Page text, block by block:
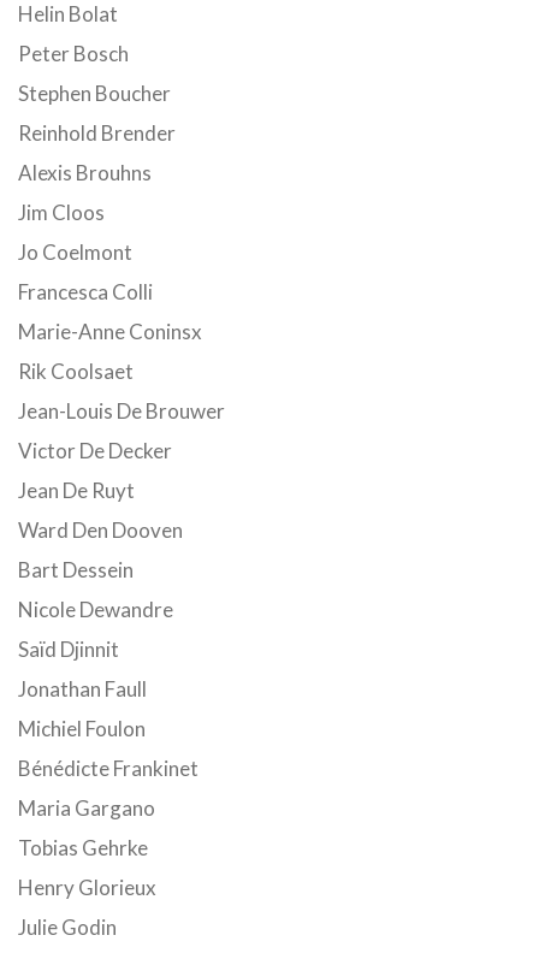
Helin Bolat
Peter Bosch
Stephen Boucher
Reinhold Brender
Alexis Brouhns
Jim Cloos
Jo Coelmont
Francesca Colli
Marie-Anne Coninsx
Rik Coolsaet
Jean-Louis De Brouwer
Victor De Decker
Jean De Ruyt
Ward Den Dooven
Bart Dessein
Nicole Dewandre
Saïd Djinnit
Jonathan Faull
Michiel Foulon
Bénédicte Frankinet
Maria Gargano
Tobias Gehrke
Henry Glorieux
Julie Godin